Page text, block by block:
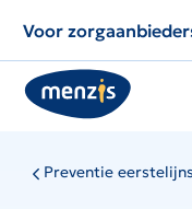
Voor
Preventie